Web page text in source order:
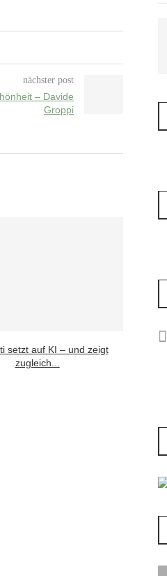
nächster post
– Davide
Groppi
setzt auf KI – und zeigt
zugleich...